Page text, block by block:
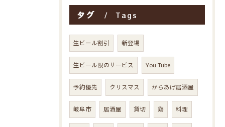
タグ Tags
生ビール割引 新登場
生ビール限のサービス You Tube
予約優先 クリスマス からあげ居酒屋
岐阜市 居酒屋 貸切 鶏 料理